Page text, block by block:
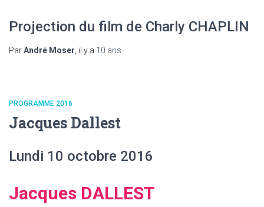
Projection du film de Charly CHAPLIN
ParAndré Moser , il y a 10 ans
PROGRAMME 2016
Jacques Dallest
Lundi 10 octobre 2016
Jacques DALLEST